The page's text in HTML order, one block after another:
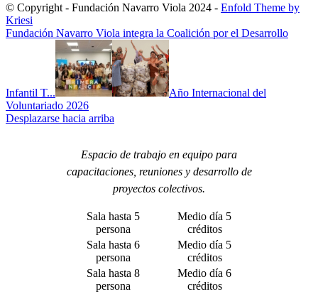
© Copyright - Fundación Navarro Viola 2024 - Enfold Theme by
Kriesi
Fundación Navarro Viola integra la Coalición por el Desarrollo
Infantil T...
Año Internacional del
Voluntariado 2026
Desplazarse hacia arriba
Espacio de trabajo en equipo para
capacitaciones, reuniones y desarrollo de
proyectos colectivos.
Sala hasta 5
persona
Medio día 5
créditos
Sala hasta 6
persona
Medio día 5
créditos
Sala hasta 8
persona
Medio día 6
créditos